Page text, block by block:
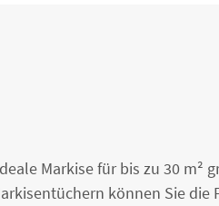
Markise für bis zu 30
können Sie